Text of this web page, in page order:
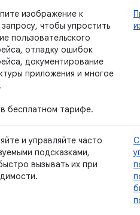
изображение к
чтобы упростить
пользовательского
отладку ошибок
документирование
приложения и многое
в бесплатном тарифе.
и управляйте часто
подсказками,
вызывать их при